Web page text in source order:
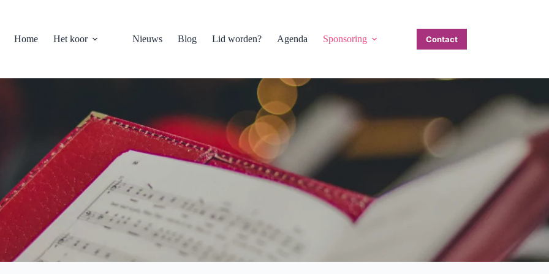
Home Het koor Nieuws Blog Lid worden? Agenda Sponsoring Contact